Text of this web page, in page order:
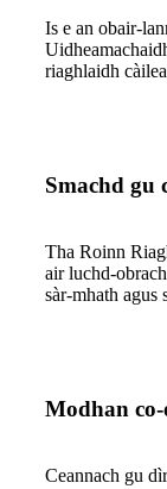
Is e an obair-
riaghlaidh
Smachd gu
Tha Roinn
air luchd-
sàr-mhath agus
Modhan
Ceannach gu